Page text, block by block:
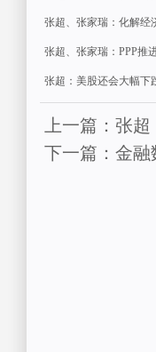
张超、张家瑞：化解经
张超、张家瑞：PPP推
张超：美股还会大幅下
上一篇：张
下一篇：金融